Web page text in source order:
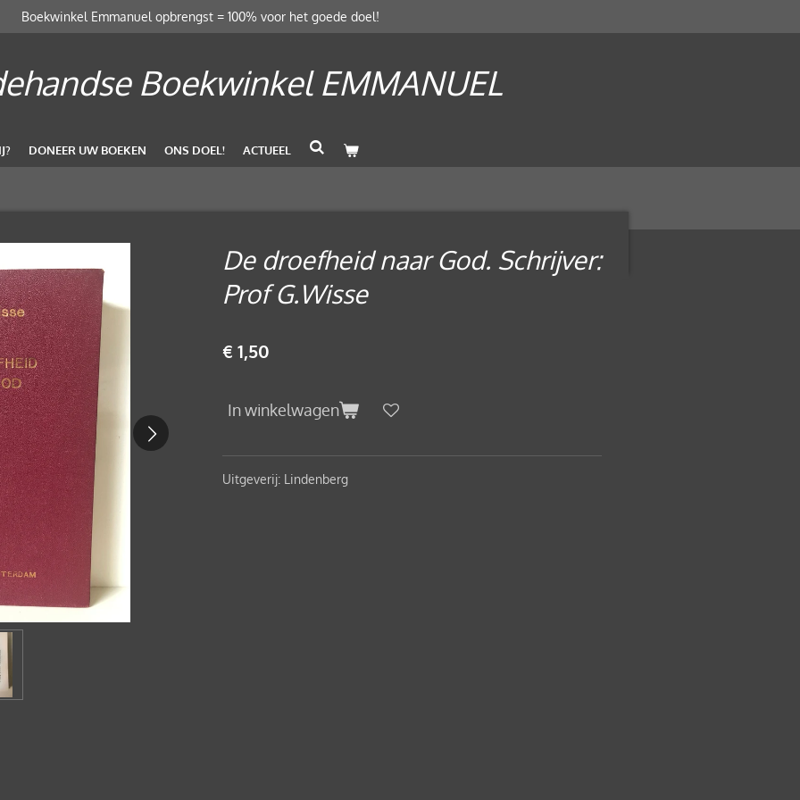
Boekwinkel Emmanuel opbrengst = 100% voor het goede doel!
Boekwinkel EMMANUEL
DONEER UW BOEKEN ONS DOEL! ACTUEEL
De droefheid naar God. Schrijver:
Prof G.Wisse
€ 1,50
In winkelwagen
Uitgeverij: Lindenberg